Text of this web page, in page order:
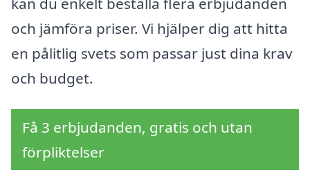
och jämföra priser. Vi hjälper dig att hitta
en pålitlig svets som passar just dina krav
och budget.
Få 3 erbjudanden, gratis och utan
förpliktelser